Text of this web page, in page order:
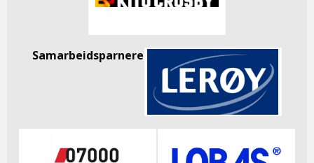
Samarbeidsparnere